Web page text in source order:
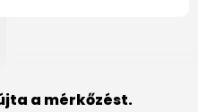
a mérkőzést.